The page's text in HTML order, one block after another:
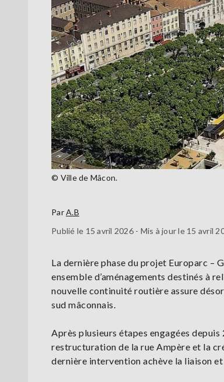
© Ville de Mâcon.
ParA.B
Publié le 15 avril 2026 - Mis à jour le 15 avril
La dernière phase du projet Europarc –
ensemble d’aménagements destinés à
nouvelle continuité routière assure
sud mâconnais.
Après plusieurs étapes engagées
restructuration de la rue Ampère et la
dernière intervention achève la liaison